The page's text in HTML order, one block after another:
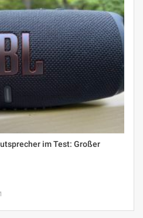
im Test: Großer